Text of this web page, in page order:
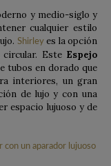
y medio-siglo y
cualquier estilo
Shirleyes la opción
Este Espejo
tubos en dorado que
interiores, un gran
de lujo y con una
espacio lujuoso y de